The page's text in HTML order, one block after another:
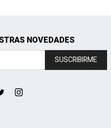
NOVEDADES
SUSCRIBIRME
